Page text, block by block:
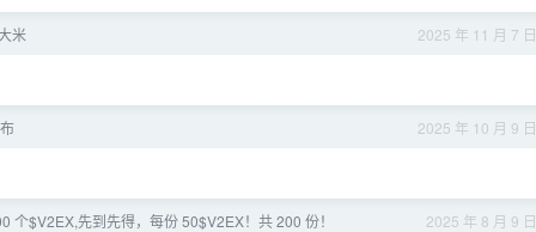
2025 年 11 月 7 日
米
2025 年 10 月 9 日
2025 年 8 月 9 日
个$V2EX,先到先得，每份 50$V2EX！共 200 份！